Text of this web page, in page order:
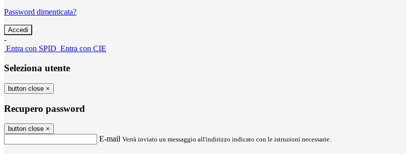
Password dimenticata?
-
Entra con SPID Entra con CIE
Seleziona utente
button close ×
Recupero password
button close ×
E-mail Verrà inviato un messaggio all'indirizzo indicato con le istruzioni necessarie.